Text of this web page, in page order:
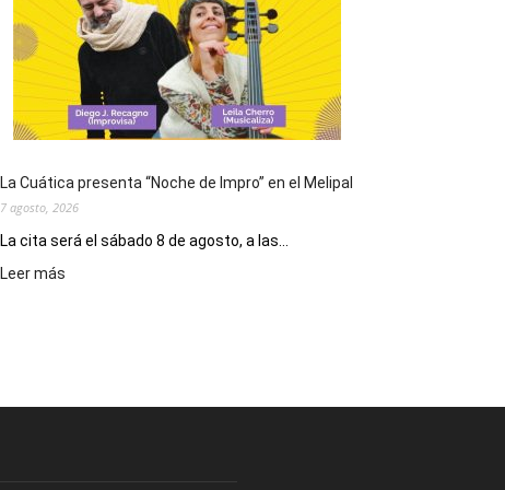
San
Cayetano,
patrono
del
pan
y
trabajo
La Cuática presenta “Noche de Impro” en el Melipal
7 agosto, 2026
La cita será el sábado 8 de agosto, a las...
Leer más
Impro”